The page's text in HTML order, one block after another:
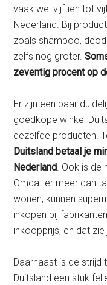
vaak wel vijftien tot
Nederland. Bij
zoals shampoo,
zelfs nog groter.
zeventig procent op
Er zijn een paar
goedkope winkel
dezelfde producten.
Duitsland betaal je
Nederland. Ook is de
Omdat er meer dan
wonen, kunnen
inkopen bij
inkoopprijs, en dat
Daarnaast is de strijd
Duitsland een stuk